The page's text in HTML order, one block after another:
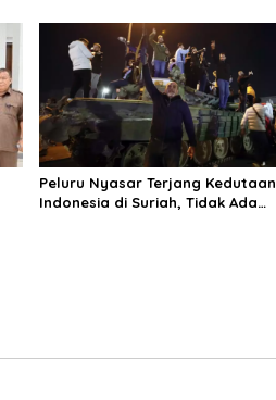
Peluru Nyasar Terjang Kedutaan
Indonesia di Suriah, Tidak Ada